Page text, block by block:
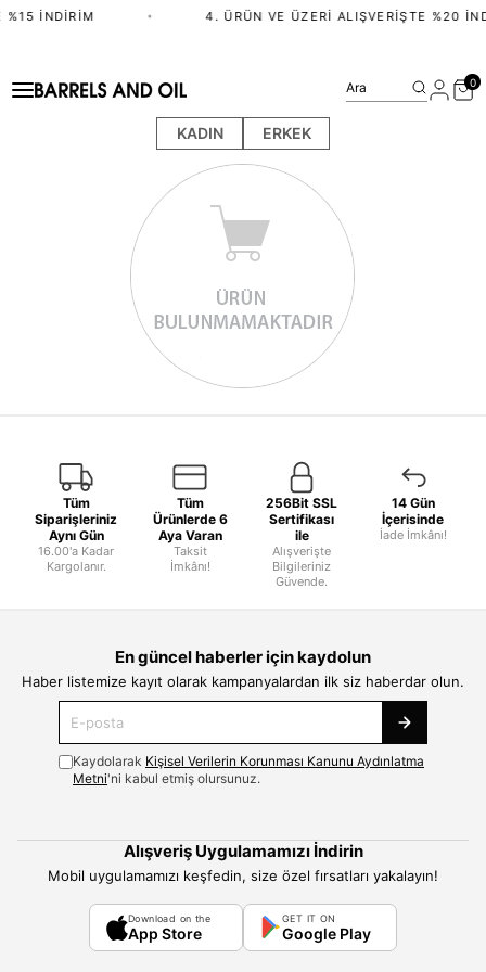
%15 İNDIRIM • 4. ÜRÜN VE ÜZERI ALIŞVERIŞTE %20
KADIN ERKEK
Ara 0
Tüm
Siparişleriniz
Aynı Gün
16.00'a Kadar
Kargolanır.
Tüm
Ürünlerde 6
Aya Varan
Taksit
İmkânı!
256Bit SSL
Sertifikası
ile
Alışverişte
Bilgileriniz
Güvende.
14 Gün
İçerisinde
İade İmkânı!
En güncel haberler için kaydolun
Haber listemize kayıt olarak kampanyalardan ilk siz haberdar olun.
Kaydolarak Kişisel Verilerin Korunması Kanunu Aydınlatma
Metni'ni kabul etmiş olursunuz.
Alışveriş Uygulamamızı İndirin
Mobil uygulamamızı keşfedin, size özel fırsatları yakalayın!
Download on the
App Store
GET IT ON
Google Play